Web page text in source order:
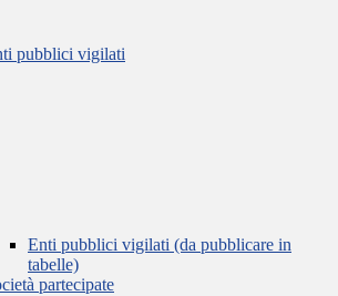
pubblici vigilati
Enti pubblici vigilati (da pubblicare in
tabelle)
partecipate